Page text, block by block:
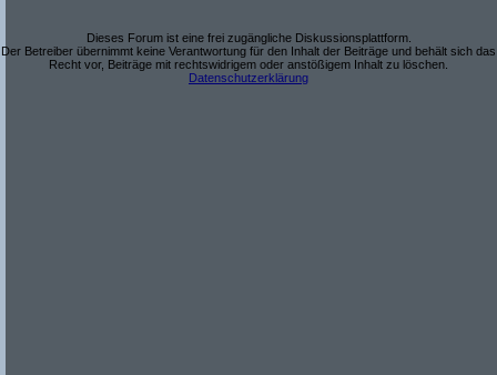
Dieses Forum ist eine frei zugängliche Diskussionsplattform.
Der Betreiber übernimmt keine Verantwortung für den Inhalt der Beiträge und behält sich das
Recht vor, Beiträge mit rechtswidrigem oder anstößigem Inhalt zu löschen.
Datenschutzerklärung